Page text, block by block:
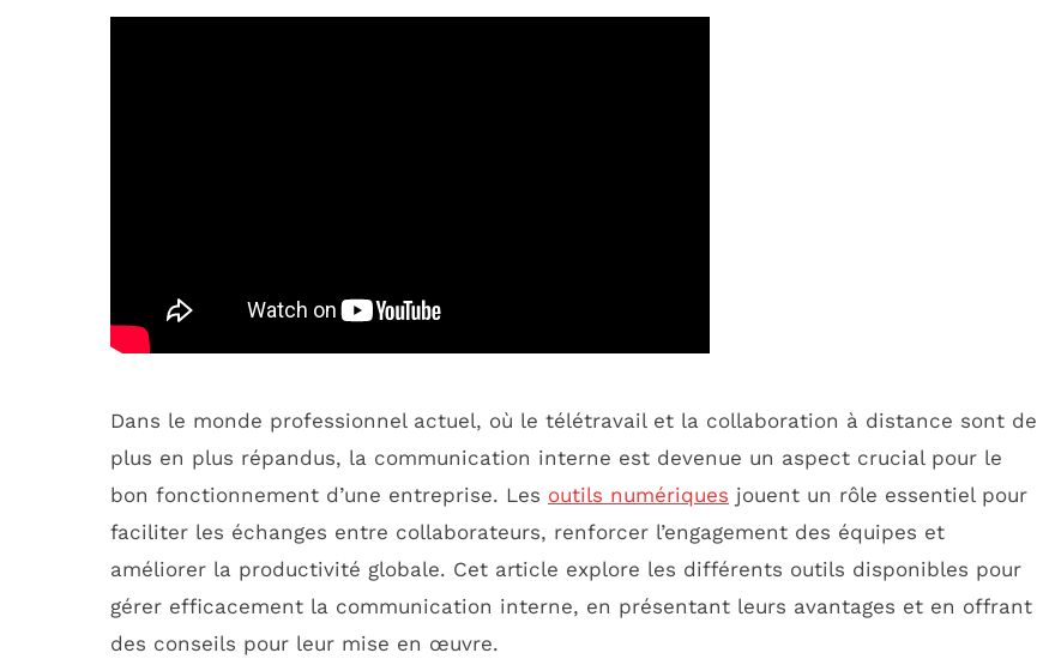
Dans le monde professionnel actuel, où le télétravail et la collaboration à distance sont de
plus en plus répandus, la communication interne est devenue un aspect crucial pour le
bon fonctionnement d’une entreprise. Les outils numériques jouent un rôle essentiel pour
faciliter les échanges entre collaborateurs, renforcer l’engagement des équipes et
améliorer la productivité globale. Cet article explore les différents outils disponibles pour
gérer efficacement la communication interne, en présentant leurs avantages et en offrant
des conseils pour leur mise en œuvre.